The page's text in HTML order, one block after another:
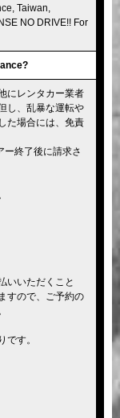
Taiwan,
NO DRIVE!! For
にレンタカー業者
し、乱暴な運転や
た場合には、免責
終了後に請求さ
いいただくこと
すので、ご予約の
です。